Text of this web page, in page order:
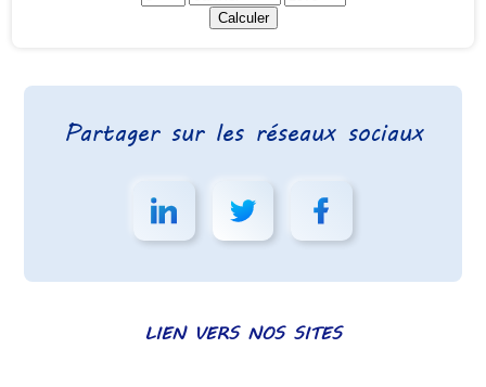
Partager sur les réseaux sociaux
LIEN VERS NOS SITES